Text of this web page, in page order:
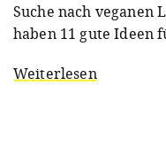
Suche nach veganen
haben 11 gute Ideen
Weiterlesen